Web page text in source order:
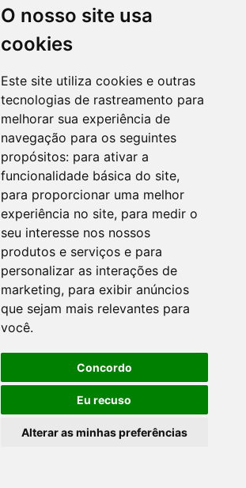
O nosso site usa
cookies
Este site utiliza cookies e outras
tecnologias de rastreamento para
melhorar sua experiência de
navegação para os seguintes
propósitos: para ativar a
funcionalidade básica do site,
para proporcionar uma melhor
experiência no site, para medir o
seu interesse nos nossos
produtos e serviços e para
personalizar as interações de
marketing, para exibir anúncios
que sejam mais relevantes para
você.
Concordo
Eu recuso
Alterar as minhas preferências